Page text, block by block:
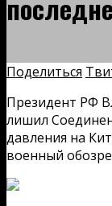
Поделиться
Президент РФ
лишил
давления на
военный